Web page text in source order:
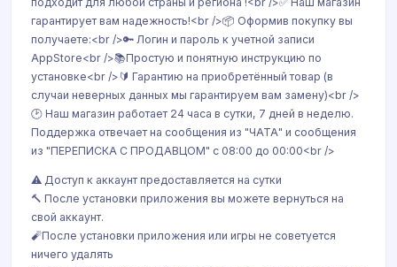
гарантирует вам надежность!<br />📦 Оформив покупку вы
получаете:<br />🔑 Логин и пароль к учетной записи
AppStore<br />📚Простую и понятную инструкцию по
установке<br />🔰 Гарантию на приобретённый товар (в
случаи неверных данных мы гарантируем вам замену)<br />
🕑 Наш магазин работает 24 часа в сутки, 7 дней в неделю.
Поддержка отвечает на сообщения из "ЧАТА" и сообщения
из "ПЕРЕПИСКА С ПРОДАВЦОМ" с 08:00 до 00:00<br />
⚠️ Доступ к аккаунт предоставляется на сутки
🔨 После установки приложения вы можете вернуться на
свой аккаунт.
🧨После установки приложения или игры не советуется
ничего удалять